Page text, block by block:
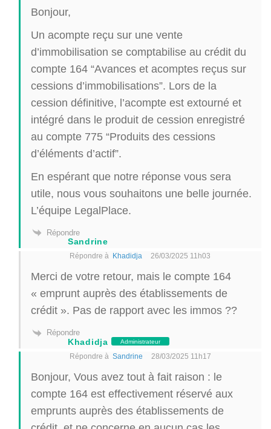
Bonjour,
Un acompte reçu sur une vente
d’immobilisation se comptabilise au crédit du
compte 164 “Avances et acomptes reçus sur
cessions d’immobilisations”. Lors de la
cession définitive, l’acompte est extourné et
intégré dans le produit de cession enregistré
au compte 775 “Produits des cessions
d’éléments d’actif”.
En espérant que notre réponse vous sera
utile, nous vous souhaitons une belle journée.
L’équipe LegalPlace.
Répondre
Sandrine
Répondre à Khadidja 26/03/2025 11h03
Merci de votre retour, mais le compte 164
« emprunt auprès des établissements de
crédit ». Pas de rapport avec les immos ??
Répondre
Khadidja Administrateur
Répondre à Sandrine 28/03/2025 11h17
Bonjour, Vous avez tout à fait raison : le
compte 164 est effectivement réservé aux
emprunts auprès des établissements de